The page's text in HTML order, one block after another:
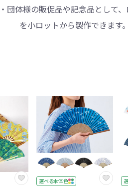
ニックコットン
キャンバス
巾着・リュック
ポリエステ
ック
エステルポーチ コットンポ
ンケース カードケー
ックマグカップ
ステンレス・ア
プ
ボトルホルダー グラス
カバー カレンダー
ット その他文具
リング スマホシ
品
ーホルダー ティ
ットペーパー ボックス
防犯グッズ 美容・健
向けノベルティ 再生樹脂
ライスレジ
サンゴを植える
作イベントセット 定番イベ
セット追加用品
ーツ・部活動 ライブ
・知育玩具系 イベント
・アイデア雑貨 キッチ
防犯グッズ モバイル・
ー印刷で訴求力UP 名入れ印
全への取り組み
環境保全 交通
部活動 記念
住宅・不動産
美容系サロン
団体様の販促品や記念品として
を小ロットから製作できます。
選べる本体色